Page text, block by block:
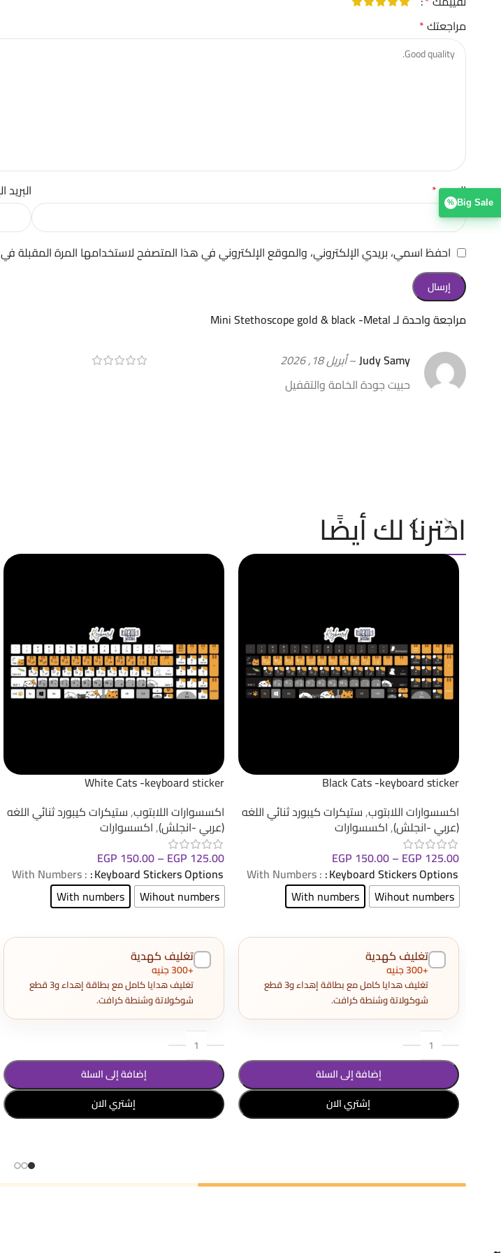
مراجعة واحدة لـMini Stethoscope gold & black -Metal
Judy Samy
–أبريل 18, 2026
حبيت جودة الخامة والتقفيل
مراجعتك*
الاسم* البريد
احفظ اسمي، بريدي الإلكتروني، والموقع الإلكتروني في هذا المتصفح لاستخدامها المرة المقبلة
اخترنا لك أيضًا
Black Cats -keyboard sticker
اكسسوارات اللابتوب,ستيكرات كيبورد ثنائي اللغه
(عربي -انجلش),اكسسوارات
EGP 125.00
–
EGP 150.00
Keyboard Stickers Options
: With Numbers
Wihout numbers
With numbers
تغليف كهدية
+300 جنيه
تغليف هدايا كامل مع بطاقة إهداء و3 قطع
شوكولاتة وشنطة كرافت.
إضافة إلى السلة
إشتري الان
White Cats -keyboard sticker
اكسسوارات اللابتوب,ستيكرات كيبورد ثنائي اللغه
(عربي -انجلش),اكسسوارات
EGP 125.00
–
EGP 150.00
Keyboard Stickers Options
: With Numbers
Wihout numbers
With numbers
تغليف كهدية
+300 جنيه
تغليف هدايا كامل مع بطاقة إهداء و3 قطع
شوكولاتة وشنطة كرافت.
إضافة إلى السلة
إشتري الان
% Big Sale